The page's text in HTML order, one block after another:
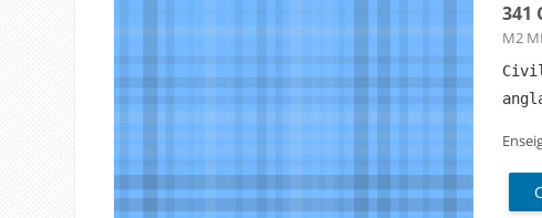
341
M2